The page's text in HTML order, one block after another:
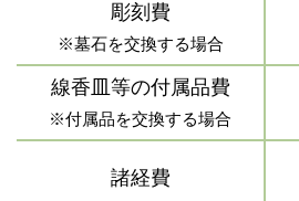
彫刻費
※墓石を交換する場合
線香皿等の付属品費
※付属品を交換する場合
諸経費